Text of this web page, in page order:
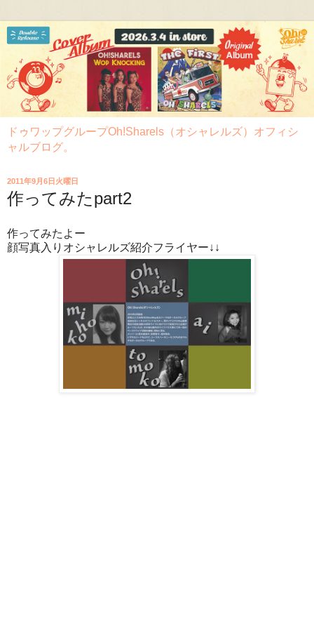
ドゥワップグループOh!Sharels（オシャレルズ）オフィシ
ャルブログ。
2011年9月6日火曜日
作ってみたpart2
作ってみたよー
顔写真入りオシャレルズ紹介フライヤー↓↓